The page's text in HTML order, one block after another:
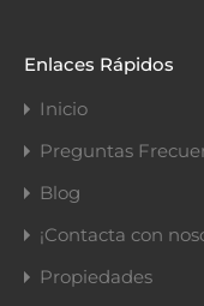
Enlaces Rápidos
Inicio
Preguntas
Blog
¡Contacta con
Propiedades